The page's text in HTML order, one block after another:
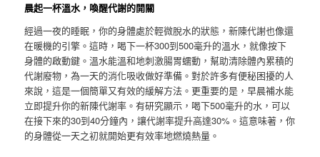
晨起一杯溫水，喚醒代謝的開關
經過一夜的睡眠，你的身體處於輕微脫水的狀態，新陳代謝也像還
在暖機的引擎。這時，喝下一杯300到500毫升的溫水，就像按下
身體的啟動鍵。溫水能溫和地刺激腸胃蠕動，幫助清除體內累積的
代謝廢物，為一天的消化吸收做好準備。對於許多有便秘困擾的人
來說，這是一個簡單又有效的緩解方法。更重要的是，早晨補水能
立即提升你的新陳代謝率。有研究顯示，喝下500毫升的水，可以
在接下來的30到40分鐘內，讓代謝率提升高達30%。這意味著，你
的身體從一天之初就開始更有效率地燃燒熱量。